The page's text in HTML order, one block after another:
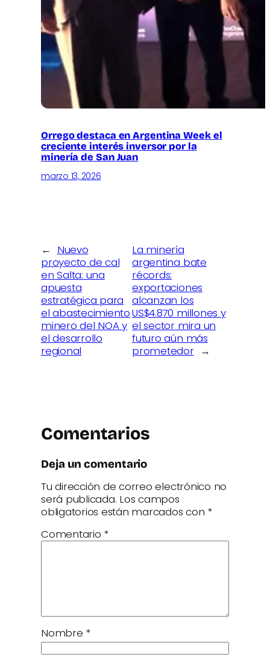
Orrego destaca en Argentina Week el
creciente interés inversor por la
minería de San Juan
marzo 13, 2026
← Nuevo
proyecto de cal
en Salta: una
apuesta
estratégica para
el abastecimiento
minero del NOA y
el desarrollo
regional
La minería
argentina bate
récords:
exportaciones
alcanzan los
US$4.870 millones y
el sector mira un
futuro aún más
prometedor →
Comentarios
Deja un comentario
Tu dirección de correo electrónico no
será publicada. Los campos
obligatorios están marcados con *
Comentario *
Nombre *